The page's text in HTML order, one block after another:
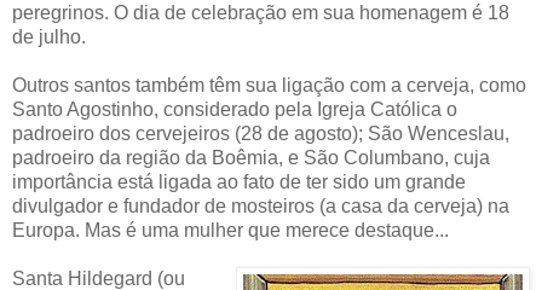
peregrinos. O dia de celebração em sua homenagem é 18
de julho.
Outros santos também têm sua ligação com a cerveja, como
Santo Agostinho, considerado pela Igreja Católica o
padroeiro dos cervejeiros (28 de agosto); São Wenceslau,
padroeiro da região da Boêmia, e São Columbano, cuja
importância está ligada ao fato de ter sido um grande
divulgador e fundador de mosteiros (a casa da cerveja) na
Europa. Mas é uma mulher que merece destaque...
Santa Hildegard (ou